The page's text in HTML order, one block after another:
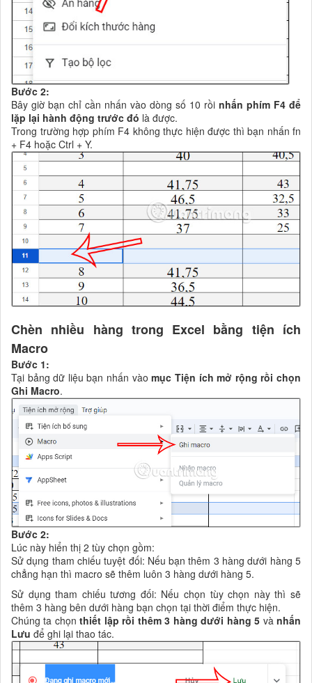
Bước 2:
Bây giờ bạn chỉ cần nhấn vào dòng số 10 rồi nhấn phím F4 để
lặp lại hành động trước đó là được.
Trong trường hợp phím F4 không thực hiện được thì bạn nhấn fn
+ F4 hoặc Ctrl + Y.
Chèn nhiều hàng trong Excel bằng tiện ích
Macro
Bước 1:
Tại bảng dữ liệu bạn nhấn vào mục Tiện ích mở rộng rồi chọn
Ghi Macro.
Bước 2:
Lúc này hiển thị 2 tùy chọn gồm:
Sử dụng tham chiếu tuyệt đối: Nếu bạn thêm 3 hàng dưới hàng 5
chẳng hạn thì macro sẽ thêm luôn 3 hàng dưới hàng 5.
Sử dụng tham chiếu tương đối: Nếu chọn tùy chọn này thì sẽ
thêm 3 hàng bên dưới hàng bạn chọn tại thời điểm thực hiện.
Chúng ta chọn thiết lập rồi thêm 3 hàng dưới hàng 5 vànhấn
Lưu để ghi lại thao tác.